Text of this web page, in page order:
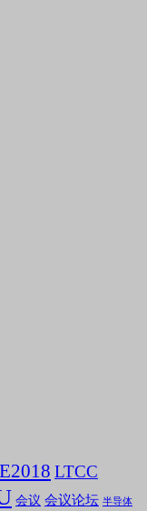
LTCC
会议 会议论坛 半导体